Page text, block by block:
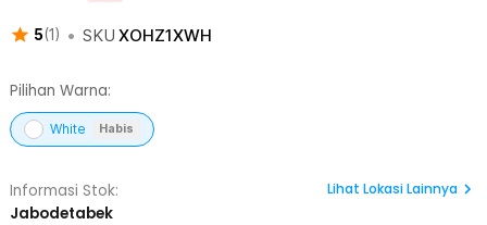
5(1) • SKU XOHZ1XWH
Pilihan Warna:
White Habis
Informasi Stok:
Jabodetabek
Lihat Lokasi Lainnya